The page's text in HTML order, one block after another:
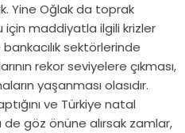
Yine Oğlak da toprak
maddiyatla ilgili krizler
bankacılık sektörlerinde
rekor seviyelere çıkması,
yaşanması olasıdır.
ve Türkiye natal
de göz önüne alırsak zamlar,